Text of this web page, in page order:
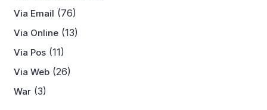
Via Email (76)
Via Online (13)
Via Pos (11)
Via Web (26)
War (3)